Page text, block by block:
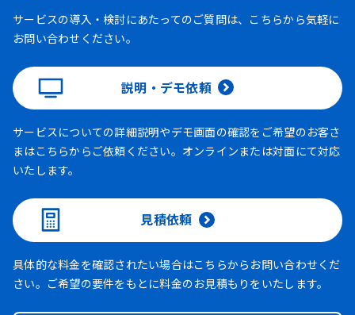
サービスの導入・検討にあたってのご質問は、こちらから気軽に
お問い合わせください。
説明・デモ依頼
サービスについての詳細説明やデモ画面の確認をご希望のお客さ
まはこちらからご依頼ください。オンラインまたは対面にて対応
いたします。
見積依頼
具体的な料金を確認されたい場合はこちらからお問い合わせくだ
さい。ご希望の要件をもとに料金のお見積もりをいたします。